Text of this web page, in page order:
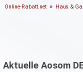
Online-Rabatt.net » Haus &
Aktuelle Aosom